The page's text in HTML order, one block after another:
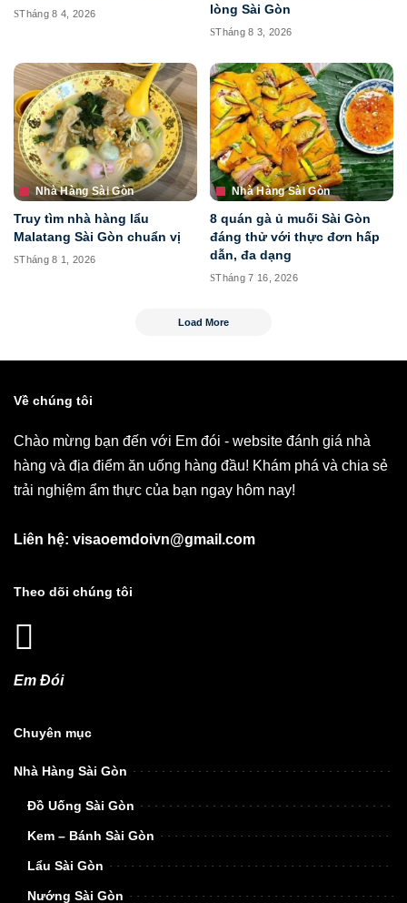
Tháng 8 4, 2026
lòng Sài Gòn
Tháng 8 3, 2026
Nhà Hàng Sài Gòn
Truy tìm nhà hàng lẩu
Malatang Sài Gòn chuẩn vị
Tháng 8 1, 2026
Nhà Hàng Sài Gòn
8 quán gà ủ muối Sài Gòn
đáng thử với thực đơn hấp
dẫn, đa dạng
Tháng 7 16, 2026
Load More
Về chúng tôi
Chào mừng bạn đến với Em đói - website đánh giá nhà
hàng và địa điểm ăn uống hàng đầu! Khám phá và chia sẻ
trải nghiệm ẩm thực của bạn ngay hôm nay!
Liên hệ: visaoemdoivn@gmail.com
Theo dõi chúng tôi
Em Đói
Chuyên mục
Nhà Hàng Sài Gòn
Đồ Uống Sài Gòn
Kem – Bánh Sài Gòn
Lẩu Sài Gòn
Nướng Sài Gòn